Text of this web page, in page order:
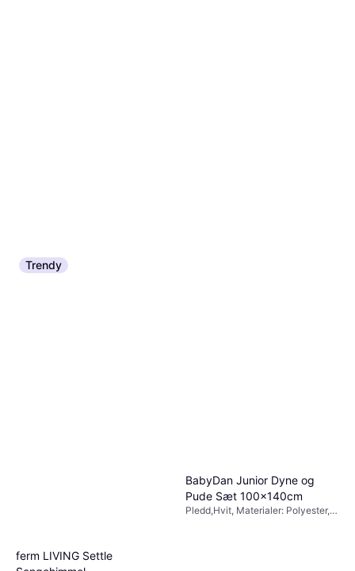
Trendy
ferm LIVING Settle
BabyDan Junior Dyne og
Pude Sæt 100x140cm
Pledd,Hvit, Materialer: Polyester,